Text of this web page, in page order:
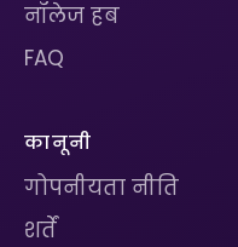
नॉलेज हब
FAQ
कानूनी
गोपनीयता नीति
शर्तें